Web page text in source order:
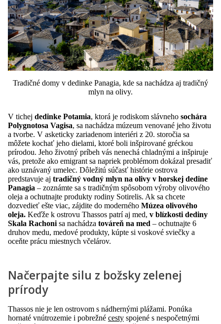
Tradičné domy v dedinke Panagia, kde sa nachádza aj tradičný
mlyn na olivy.
V tichej dedinke Potamia, ktorá je rodiskom slávneho sochára
Polygnotosa Vagisa, sa nachádza múzeum venované jeho životu
a tvorbe. V asketicky zariadenom interiéri z 20. storočia sa
môžete kochať jeho dielami, ktoré boli inšpirované gréckou
prírodou. Jeho životný príbeh vás nenechá chladnými a inšpiruje
vás, pretože ako emigrant sa napriek problémom dokázal presadiť
ako uznávaný umelec. Dôležitú súčasť histórie ostrova
predstavuje aj tradičný vodný mlyn na olivy v horskej dedine
Panagia – zoznámte sa s tradičným spôsobom výroby olivového
oleja a ochutnajte produkty rodiny Sotirelis. Ak sa chcete
dozvedieť ešte viac, zájdite do moderného Múzea olivového
oleja. Keďže k ostrovu Thassos patrí aj med, v blízkosti dediny
Skala Rachoni sa nachádza továreň na med – ochutnajte 6
druhov medu, medové produkty, kúpte si voskové sviečky a
oceňte prácu miestnych včelárov.
Načerpajte silu z božsky zelenej
prírody
Thassos nie je len ostrovom s nádhernými plážami. Ponúka
hornaté vnútrozemie i pobrežné cesty spojené s nespočetnými